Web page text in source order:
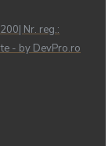
Nr. reg.:
- by DevPro.ro